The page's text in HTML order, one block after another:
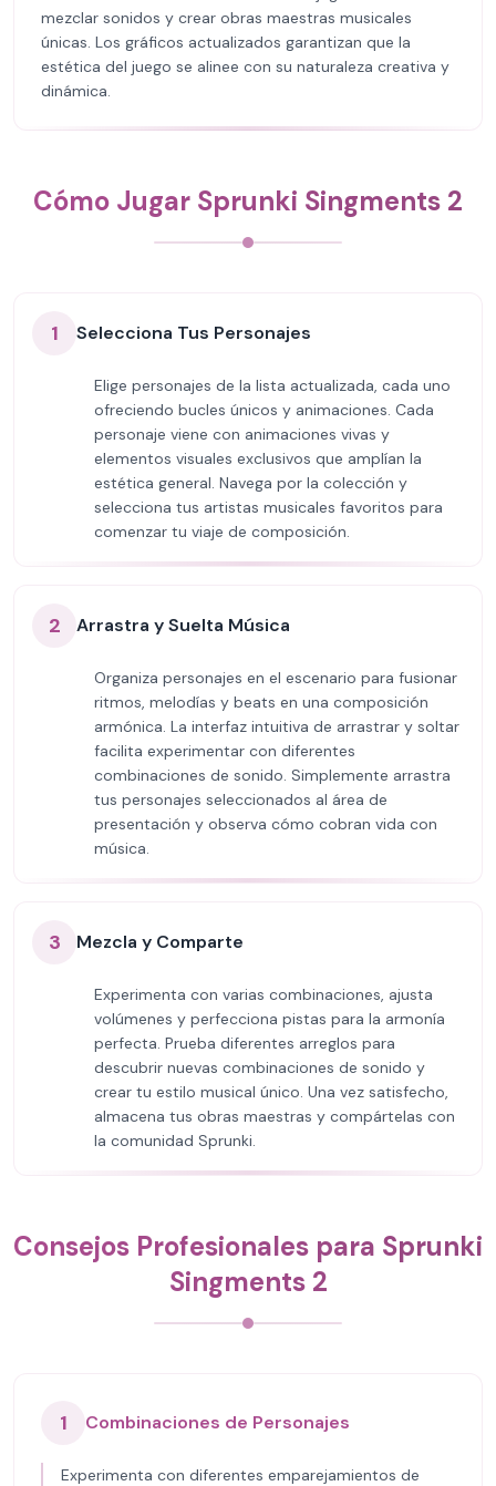
mezclar sonidos y crear obras maestras musicales
únicas. Los gráficos actualizados garantizan que la
estética del juego se alinee con su naturaleza creativa y
dinámica.
Cómo Jugar Sprunki Singments 2
1 Selecciona Tus Personajes
Elige personajes de la lista actualizada, cada uno
ofreciendo bucles únicos y animaciones. Cada
personaje viene con animaciones vivas y
elementos visuales exclusivos que amplían la
estética general. Navega por la colección y
selecciona tus artistas musicales favoritos para
comenzar tu viaje de composición.
2 Arrastra y Suelta Música
Organiza personajes en el escenario para fusionar
ritmos, melodías y beats en una composición
armónica. La interfaz intuitiva de arrastrar y soltar
facilita experimentar con diferentes
combinaciones de sonido. Simplemente arrastra
tus personajes seleccionados al área de
presentación y observa cómo cobran vida con
música.
3 Mezcla y Comparte
Experimenta con varias combinaciones, ajusta
volúmenes y perfecciona pistas para la armonía
perfecta. Prueba diferentes arreglos para
descubrir nuevas combinaciones de sonido y
crear tu estilo musical único. Una vez satisfecho,
almacena tus obras maestras y compártelas con
la comunidad Sprunki.
Consejos Profesionales para Sprunki
Singments 2
1 Combinaciones de Personajes
Experimenta con diferentes emparejamientos de